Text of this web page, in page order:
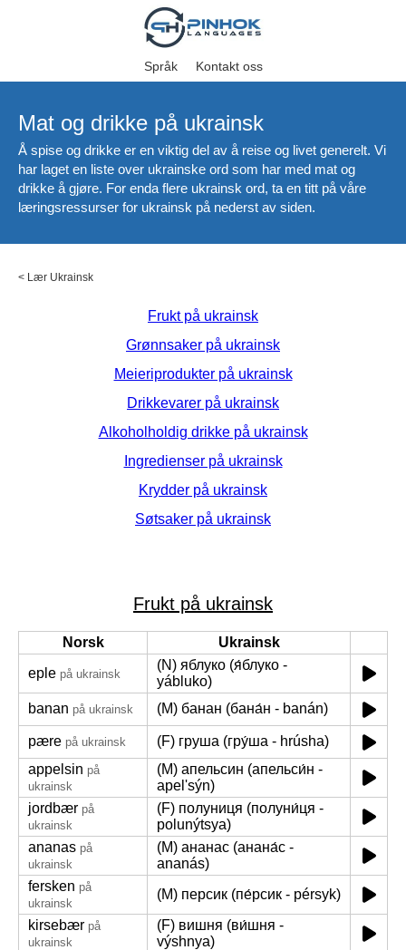
Språk Kontakt oss
Mat og drikke på ukrainsk
Å spise og drikke er en viktig del av å reise og livet generelt. Vi
har laget en liste over ukrainske ord som har med mat og
drikke å gjøre. For enda flere ukrainsk ord, ta en titt på våre
læringsressurser for ukrainsk på nederst av siden.
< Lær Ukrainsk
Frukt på ukrainsk
Grønnsaker på ukrainsk
Meieriprodukter på ukrainsk
Drikkevarer på ukrainsk
Alkoholholdig drikke på ukrainsk
Ingredienser på ukrainsk
Krydder på ukrainsk
Søtsaker på ukrainsk
Frukt på ukrainsk
Norsk
Ukrainsk
eple på ukrainsk
(N) яблуко (я́блуко -
yábluko)
banan på ukrainsk (M) банан (бана́н - banán)
pære på ukrainsk
(F) груша (гру́ша - hrúsha)
appelsin på
ukrainsk
(M) апельсин (апельси́н -
apelʹsýn)
jordbær på
ukrainsk
(F) полуниця (полуни́ця -
polunýtsya)
ananas på
ukrainsk
(M) ананас (анана́с -
ananás)
fersken på
ukrainsk
(M) персик (пе́рсик - pérsyk)
kirsebær på
ukrainsk
(F) вишня (ви́шня -
výshnya)